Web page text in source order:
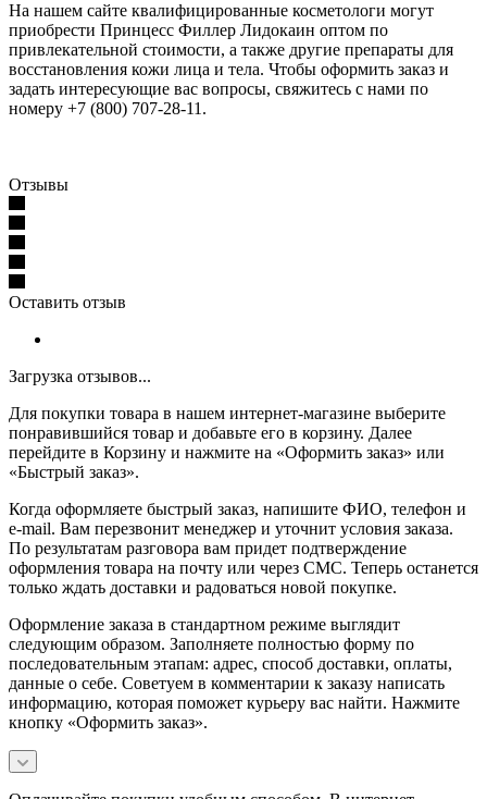
На нашем сайте квалифицированные косметологи могут
приобрести Принцесс Филлер Лидокаин оптом по
привлекательной стоимости, а также другие препараты для
восстановления кожи лица и тела. Чтобы оформить заказ и
задать интересующие вас вопросы, свяжитесь с нами по
номеру +7 (800) 707-28-11.
Отзывы
Оставить отзыв
Загрузка отзывов...
Для покупки товара в нашем интернет-магазине выберите
понравившийся товар и добавьте его в корзину. Далее
перейдите в Корзину и нажмите на «Оформить заказ» или
«Быстрый заказ».
Когда оформляете быстрый заказ, напишите ФИО, телефон и
e-mail. Вам перезвонит менеджер и уточнит условия заказа.
По результатам разговора вам придет подтверждение
оформления товара на почту или через СМС. Теперь останется
только ждать доставки и радоваться новой покупке.
Оформление заказа в стандартном режиме выглядит
следующим образом. Заполняете полностью форму по
последовательным этапам: адрес, способ доставки, оплаты,
данные о себе. Советуем в комментарии к заказу написать
информацию, которая поможет курьеру вас найти. Нажмите
кнопку «Оформить заказ».